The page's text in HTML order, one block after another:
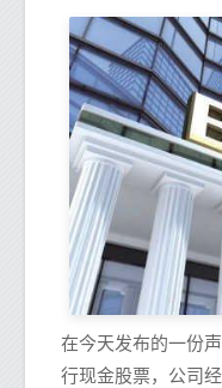
在今天发布的一份
行现金股票，公司